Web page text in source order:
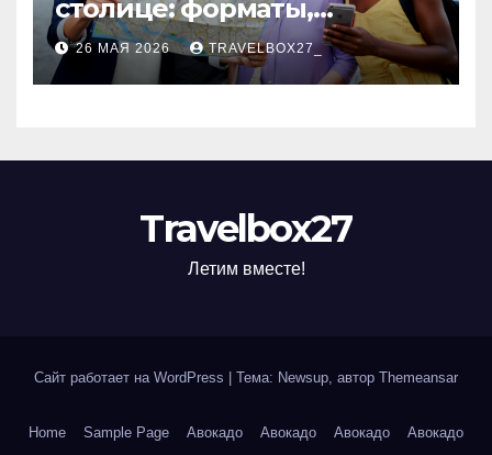
столице: форматы,
маршруты и особенности
организации
26 МАЯ 2026 TRAVELBOX27_
Travelbox27
Летим вместе!
Сайт работает на WordPress Тема: Newsup, автор Themeansar
Home Sample Page Авокадо Авокадо Авокадо Авокадо